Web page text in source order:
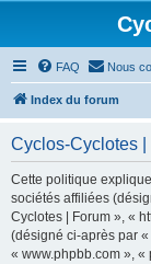
FAQ Nous
Index du forum
Cyclos-Cyclotes
Cette politique
sociétés affiliées
Cyclotes | Forum », «
(désigné ci-après par
« www.phpbb.com »,